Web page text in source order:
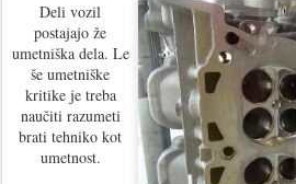
Deli vozil
postajajo že
umetniška dela. Le
še umetniške
kritike je treba
naučiti razumeti
brati tehniko kot
umetnost.